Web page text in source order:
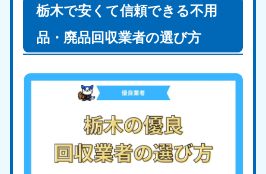
栃木で安くて信頼できる不用
品・廃品回収業者の選び方